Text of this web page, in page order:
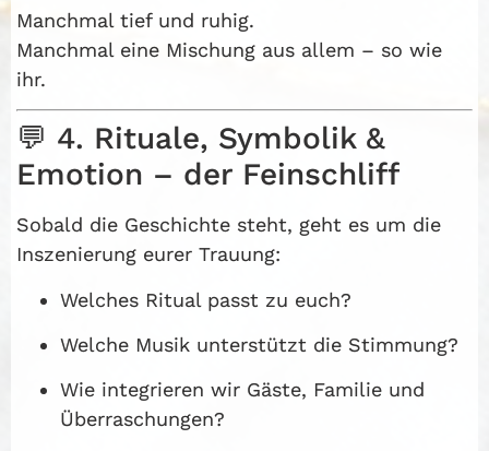
Manchmal tief und ruhig.
Manchmal eine Mischung aus allem – so wie
ihr.
💬 4. Rituale, Symbolik &
Emotion – der Feinschliff
Sobald die Geschichte steht, geht es um die
Inszenierung eurer Trauung:
Welches Ritual passt zu euch?
Welche Musik unterstützt die Stimmung?
Wie integrieren wir Gäste, Familie und
Überraschungen?